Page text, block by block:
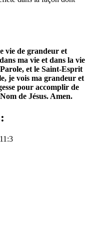
vie de grandeur et
ma vie et dans la vie
et le Saint-Esprit
je vois ma grandeur et
pour accomplir de
de Jésus. Amen.